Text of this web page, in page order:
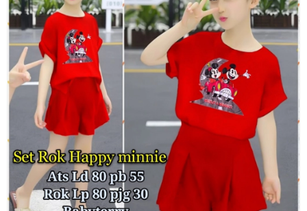
Jam Tangan
Kacamata
Kecantikan
Kesehatan
Makanan & Minuman
Pakaian Anak